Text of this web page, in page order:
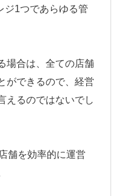
ジ1つであらゆる管
場合は、全ての店舗
ができるので、経営
えるのではないでし
舗を効率的に運営